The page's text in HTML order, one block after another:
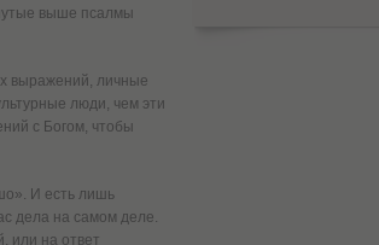
выше псалмы
выражений, личные
люди, чем эти
с Богом, чтобы
И есть лишь
дела на самом деле.
или на ответ